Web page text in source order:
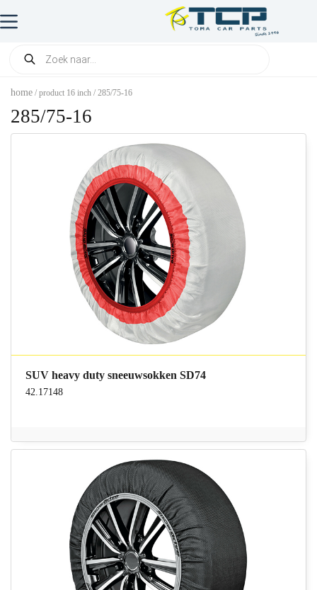
home / product 16 inch / 285/75-16
285/75-16
SUV heavy duty sneeuwsokken SD74
42.17148